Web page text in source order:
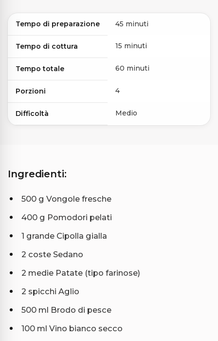
Tempo di preparazione 45 minuti
Tempo di cottura 15 minuti
Tempo totale 60 minuti
Porzioni 4
Difficoltà Medio
Ingredienti:
500 g Vongole fresche
400 g Pomodori pelati
1 grande Cipolla gialla
2 coste Sedano
2 medie Patate (tipo farinose)
2 spicchi Aglio
500 ml Brodo di pesce
100 ml Vino bianco secco